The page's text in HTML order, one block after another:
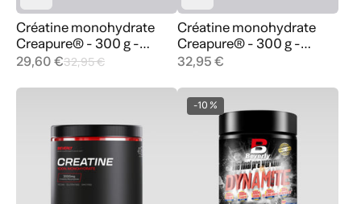
Créatine monohydrate
Creapure® - 300 g -
Cerise
29,60 €32,95 €
Créatine monohydrate
Creapure® - 300 g -
Sans saveur
32,95 €
-10 %